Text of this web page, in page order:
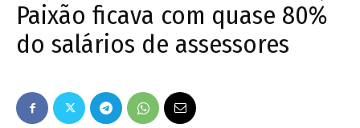
Paixão ficava com quase 80%
do salários de assessores